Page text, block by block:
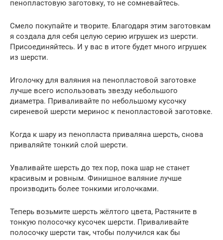
пенопластовую заготовку, то не сомневайтесь.
Смело покупайте и творите. Благодаря этим заготовкам
я создала для себя целую серию игрушек из шерсти.
Присоединяйтесь. И у вас в итоге будет много игрушек
из шерсти.
Иголочку для валяния на пенопластовой заготовке
лучше всего использовать звезду небольшого
диаметра. Приваливайте по небольшому кусочку
сиреневой шерсти меринос к пенопластовой заготовке.
Когда к шару из пенопласта приваляна шерсть, снова
приваляйте тонкий слой шерсти.
Уваливайте шерсть до тех пор, пока шар не станет
красивым и ровным. Финишное валяние лучше
производить более тонкими иголочками.
Теперь возьмите шерсть жёлтого цвета, Растяните в
тонкую полосочку кусочек шерсти. Приваливайте
полосочку шерсти так, чтобы получился как бы